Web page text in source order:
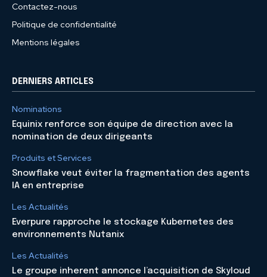
Contactez-nous
Politique de confidentialité
Mentions légales
DERNIERS ARTICLES
Nominations
Equinix renforce son équipe de direction avec la
nomination de deux dirigeants
Produits et Services
Snowflake veut éviter la fragmentation des agents
IA en entreprise
Les Actualités
Everpure rapproche le stockage Kubernetes des
environnements Nutanix
Les Actualités
Le groupe inherent annonce l’acquisition de Skyloud